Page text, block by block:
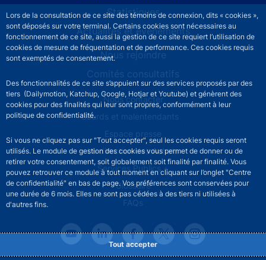
Lors de la consultation de ce site des témoins de connexion, dits « cookies »,
sont déposés sur votre terminal. Certains cookies sont nécessaires au
fonctionnement de ce site, aussi la gestion de ce site requiert l’utilisation de
cookies de mesure de fréquentation et de performance. Ces cookies requis
sont exemptés de consentement.
Des fonctionnalités de ce site s’appuient sur des services proposés par des
tiers (Dailymotion, Katchup, Google, Hotjar et Youtube) et génèrent des
cookies pour des finalités qui leur sont propres, conformément à leur
politique de confidentialité.
Si vous ne cliquez pas sur "Tout accepter", seul les cookies requis seront
utilisés. Le module de gestion des cookies vous permet de donner ou de
retirer votre consentement, soit globalement soit finalité par finalité. Vous
pouvez retrouver ce module à tout moment en cliquant sur l’onglet "Centre
de confidentialité" en bas de page. Vos préférences sont conservées pour
une durée de 6 mois. Elles ne sont pas cédées à des tiers ni utilisées à
d'autres fins.
Tout accepter
Statistiques
Actualités et événements
Nous rejoindre
Comités consultatifs
Footer secondary menuNous contacter
Sourds et malentendants
Espace presse
La direction des Achats
Services Publics +
Glossaire
FAQs